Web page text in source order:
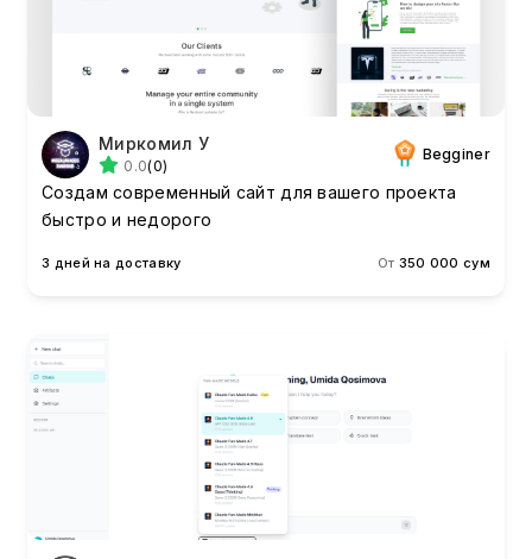
Миркомил У
0.0(0)
Begginer
Создам современный сайт для вашего проекта
быстро и недорого
3 дней на доставку От 350 000 сум